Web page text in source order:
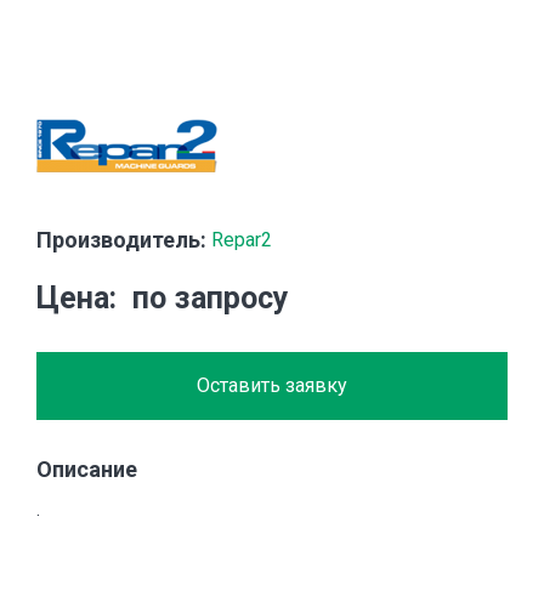
Производитель: Repar2
Цена по запросу
Оставить заявку
Описание
.